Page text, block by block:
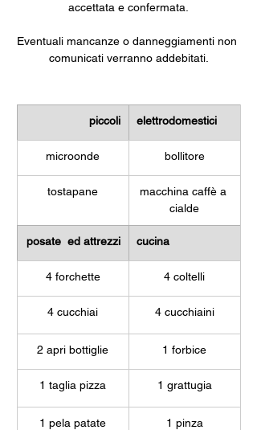
accettata e confermata.
Eventuali mancanze o danneggiamenti non
comunicati verranno addebitati.
piccoli elettrodomestici
microonde bollitore
tostapane
macchina caffè a
cialde
posate  ed attrezzi cucina
4 forchette 4 coltelli
4 cucchiai 4 cucchiaini
2 apri bottiglie 1 forbice
1 taglia pizza 1 grattugia
1 pela patate 1 pinza